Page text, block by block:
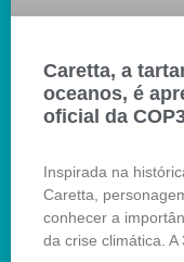
Caretta, a
oceanos, é
oficial da
Inspirada na
Caretta,
conhecer a
da crise climática. A